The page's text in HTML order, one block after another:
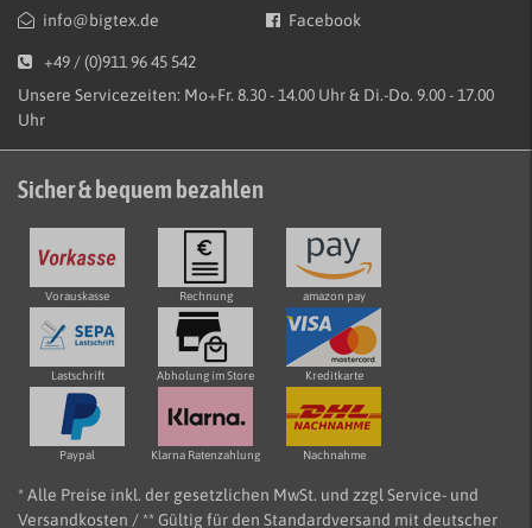
info@bigtex.de Facebook
+49 / (0)911 96 45 542
Unsere Servicezeiten: Mo+Fr. 8.30 - 14.00 Uhr & Di.-Do. 9.00 - 17.00
Uhr
Sicher & bequem bezahlen
Vorauskasse Rechnung amazon pay
Lastschrift Abholung im Store Kreditkarte
Paypal Klarna Ratenzahlung Nachnahme
* Alle Preise inkl. der gesetzlichen MwSt. und zzgl Service- und
Versandkosten / ** Gültig für den Standardversand mit deutscher